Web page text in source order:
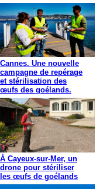
Cannes. Une nouvelle
campagne de repérage
et stérilisation des
œufs des goélands.
À Cayeux-sur-Mer, un
drone pour stériliser
les œufs de goélands